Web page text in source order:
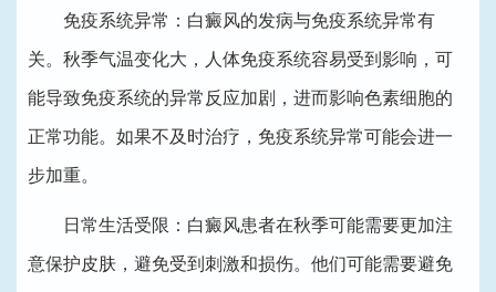
免疫系统异常：白癜风的发病与免疫系统异常有
关。秋季气温变化大，人体免疫系统容易受到影响，可
能导致免疫系统的异常反应加剧，进而影响色素细胞的
正常功能。如果不及时治疗，免疫系统异常可能会进一
步加重。
日常生活受限：白癜风患者在秋季可能需要更加注
意保护皮肤，避免受到刺激和损伤。他们可能需要避免